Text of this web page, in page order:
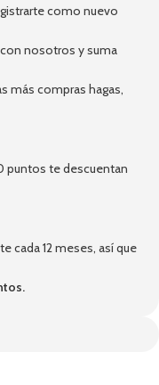
como nuevo
nosotros y suma
más compras hagas,
puntos te descuentan
cada 12 meses, así que
.